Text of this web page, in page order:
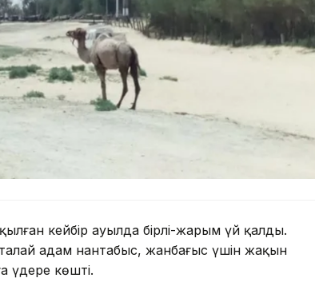
кейбір ауылда бірлі-жарым үй қалды.
талай адам нантабыс, жанбағыс үшін жақын
үдере көшті.